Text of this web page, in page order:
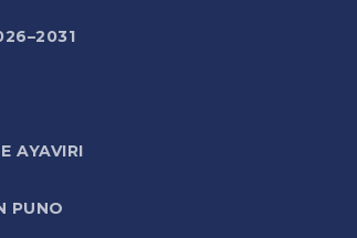
AYAVIRI
PUNO